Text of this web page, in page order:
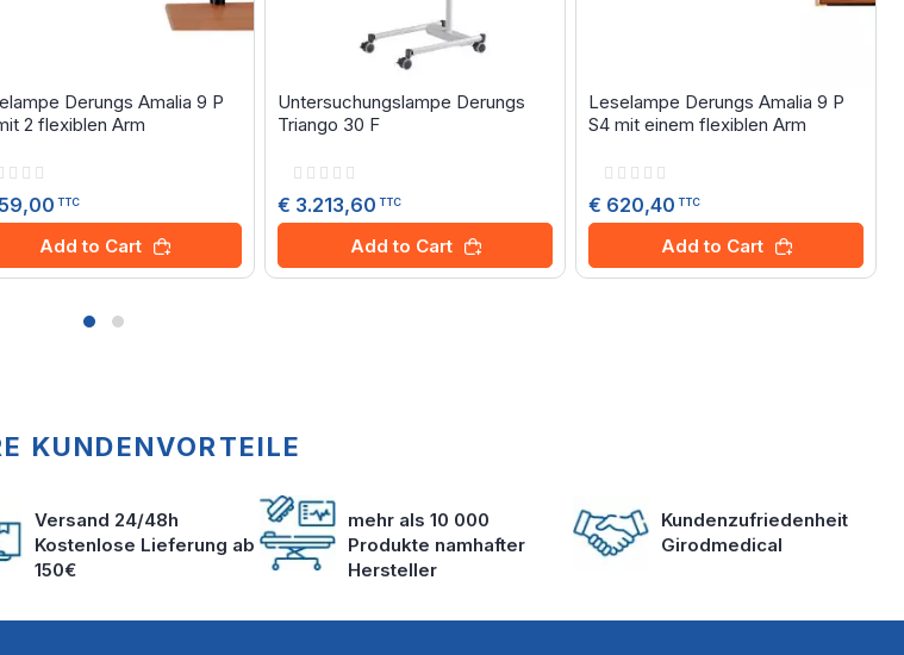
Derungs Amalia 9 P
2 flexiblen Arm
TTC
Add to Cart
Untersuchungslampe Derungs
Triango 30 F
Rating:
€ 3.213,60 TTC
Add to Cart
Leselampe Derungs Amalia 9 P
S4 mit einem flexiblen Arm
Rating:
€ 620,40 TTC
Add to Cart
KUNDENVORTEILE
Versand 24/48h
Kostenlose Lieferung ab
150€
mehr als 10 000
Produkte namhafter
Hersteller
Kundenzufriedenheit
Girodmedical